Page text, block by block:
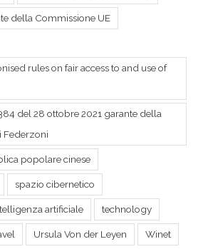
rules on fair access to and use of
del 28 ottobre 2021 garante della
Federzoni
popolare cinese
artificiale
Ursula Von der Leyen